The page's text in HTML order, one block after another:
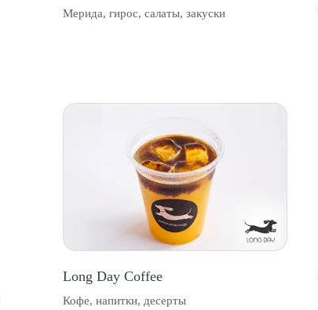
Мерида, гирос, салаты, закуски
Long Day Coffee
Кофе, напитки, десерты